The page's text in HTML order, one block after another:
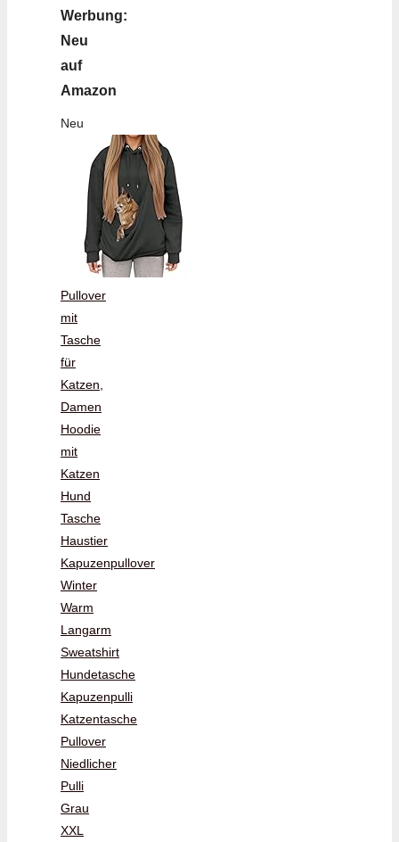
Werbung:
Neu
auf
Amazon
Neu
Pullover
mit
Tasche
für
Katzen,
Damen
Hoodie
mit
Katzen
Hund
Tasche
Haustier
Kapuzenpullover
Winter
Warm
Langarm
Sweatshirt
Hundetasche
Kapuzenpulli
Katzentasche
Pullover
Niedlicher
Pulli
Grau
XXL